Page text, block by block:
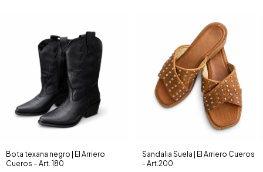
Bota texana negro | El Arriero
Cueros – Art. 180
Sandalia Suela | El Arriero Cueros
- Art.200